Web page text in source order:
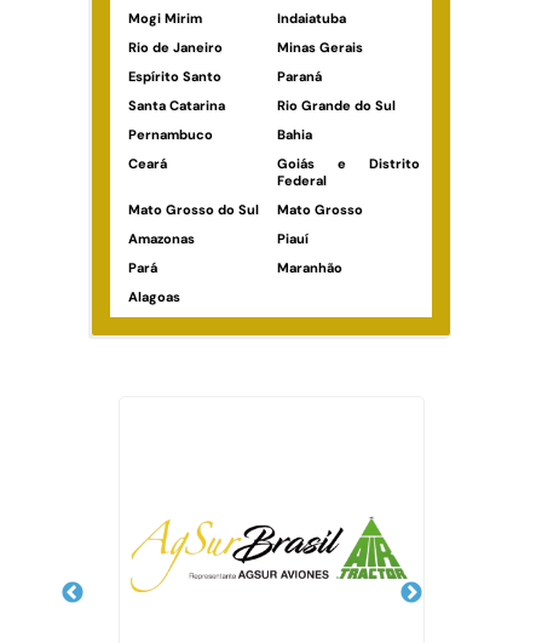
Mogi Mirim
Indaiatuba
Rio de Janeiro
Minas Gerais
Espírito Santo
Paraná
Santa Catarina
Rio Grande do Sul
Pernambuco
Bahia
Ceará
Goiás e Distrito
Federal
Mato Grosso do Sul
Mato Grosso
Amazonas
Piauí
Pará
Maranhão
Alagoas